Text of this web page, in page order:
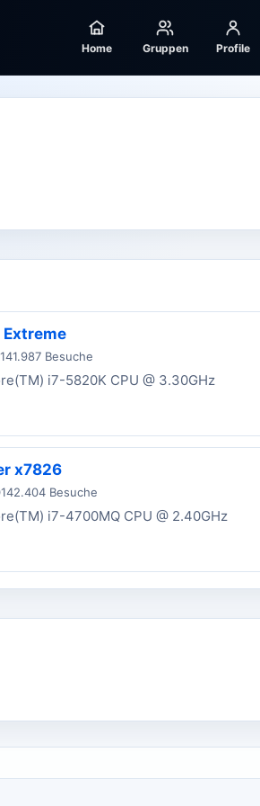
Home Gruppen Profile
1.987 Besuche
i7-5820K CPU @ 3.30GHz
x7826
2.404 Besuche
i7-4700MQ CPU @ 2.40GHz